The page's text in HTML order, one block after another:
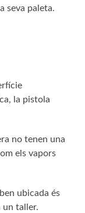
seva paleta.
la pistola
no tenen una
els vapors
ubicada és
un taller.